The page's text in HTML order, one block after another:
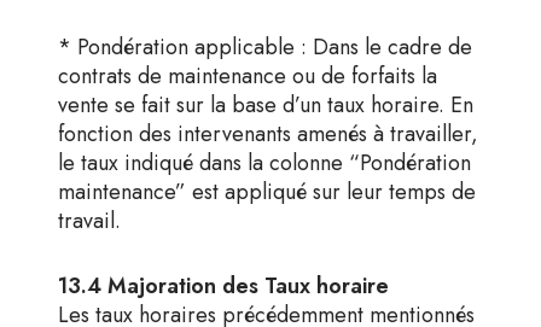
* Pondération applicable : Dans le cadre de
contrats de maintenance ou de forfaits la
vente se fait sur la base d’un taux horaire. En
fonction des intervenants amenés à travailler,
le taux indiqué dans la colonne “Pondération
maintenance” est appliqué sur leur temps de
travail.
13.4 Majoration des Taux horaire
Les taux horaires précédemment mentionnés